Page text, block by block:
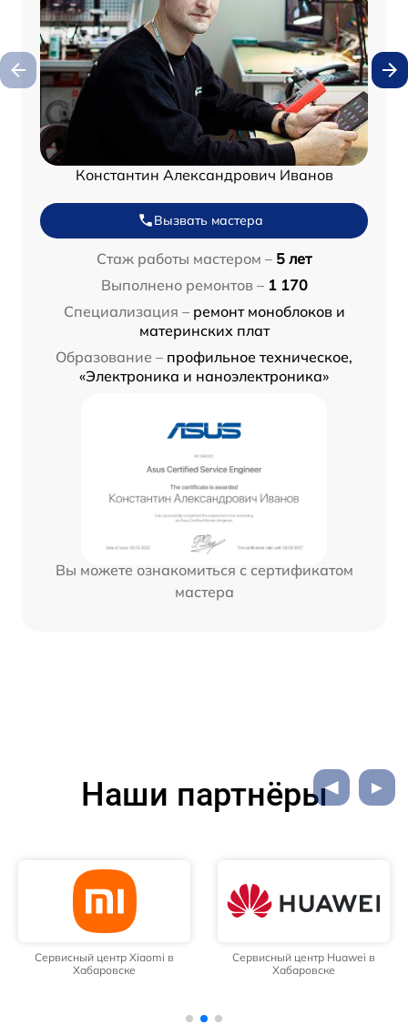
Константин Александрович Иванов
Вызвать мастера
Стаж работы мастером – 5 лет
Выполнено ремонтов – 1 170
Специализация – ремонт моноблоков и
материнских плат
Образование – профильное техническое,
«Электроника и наноэлектроника»
Вы можете ознакомиться с сертификатом
мастера
Наши партнёры
Сервисный центр Xiaomi в
Хабаровске
Сервисный центр Huawei в
Хабаровске